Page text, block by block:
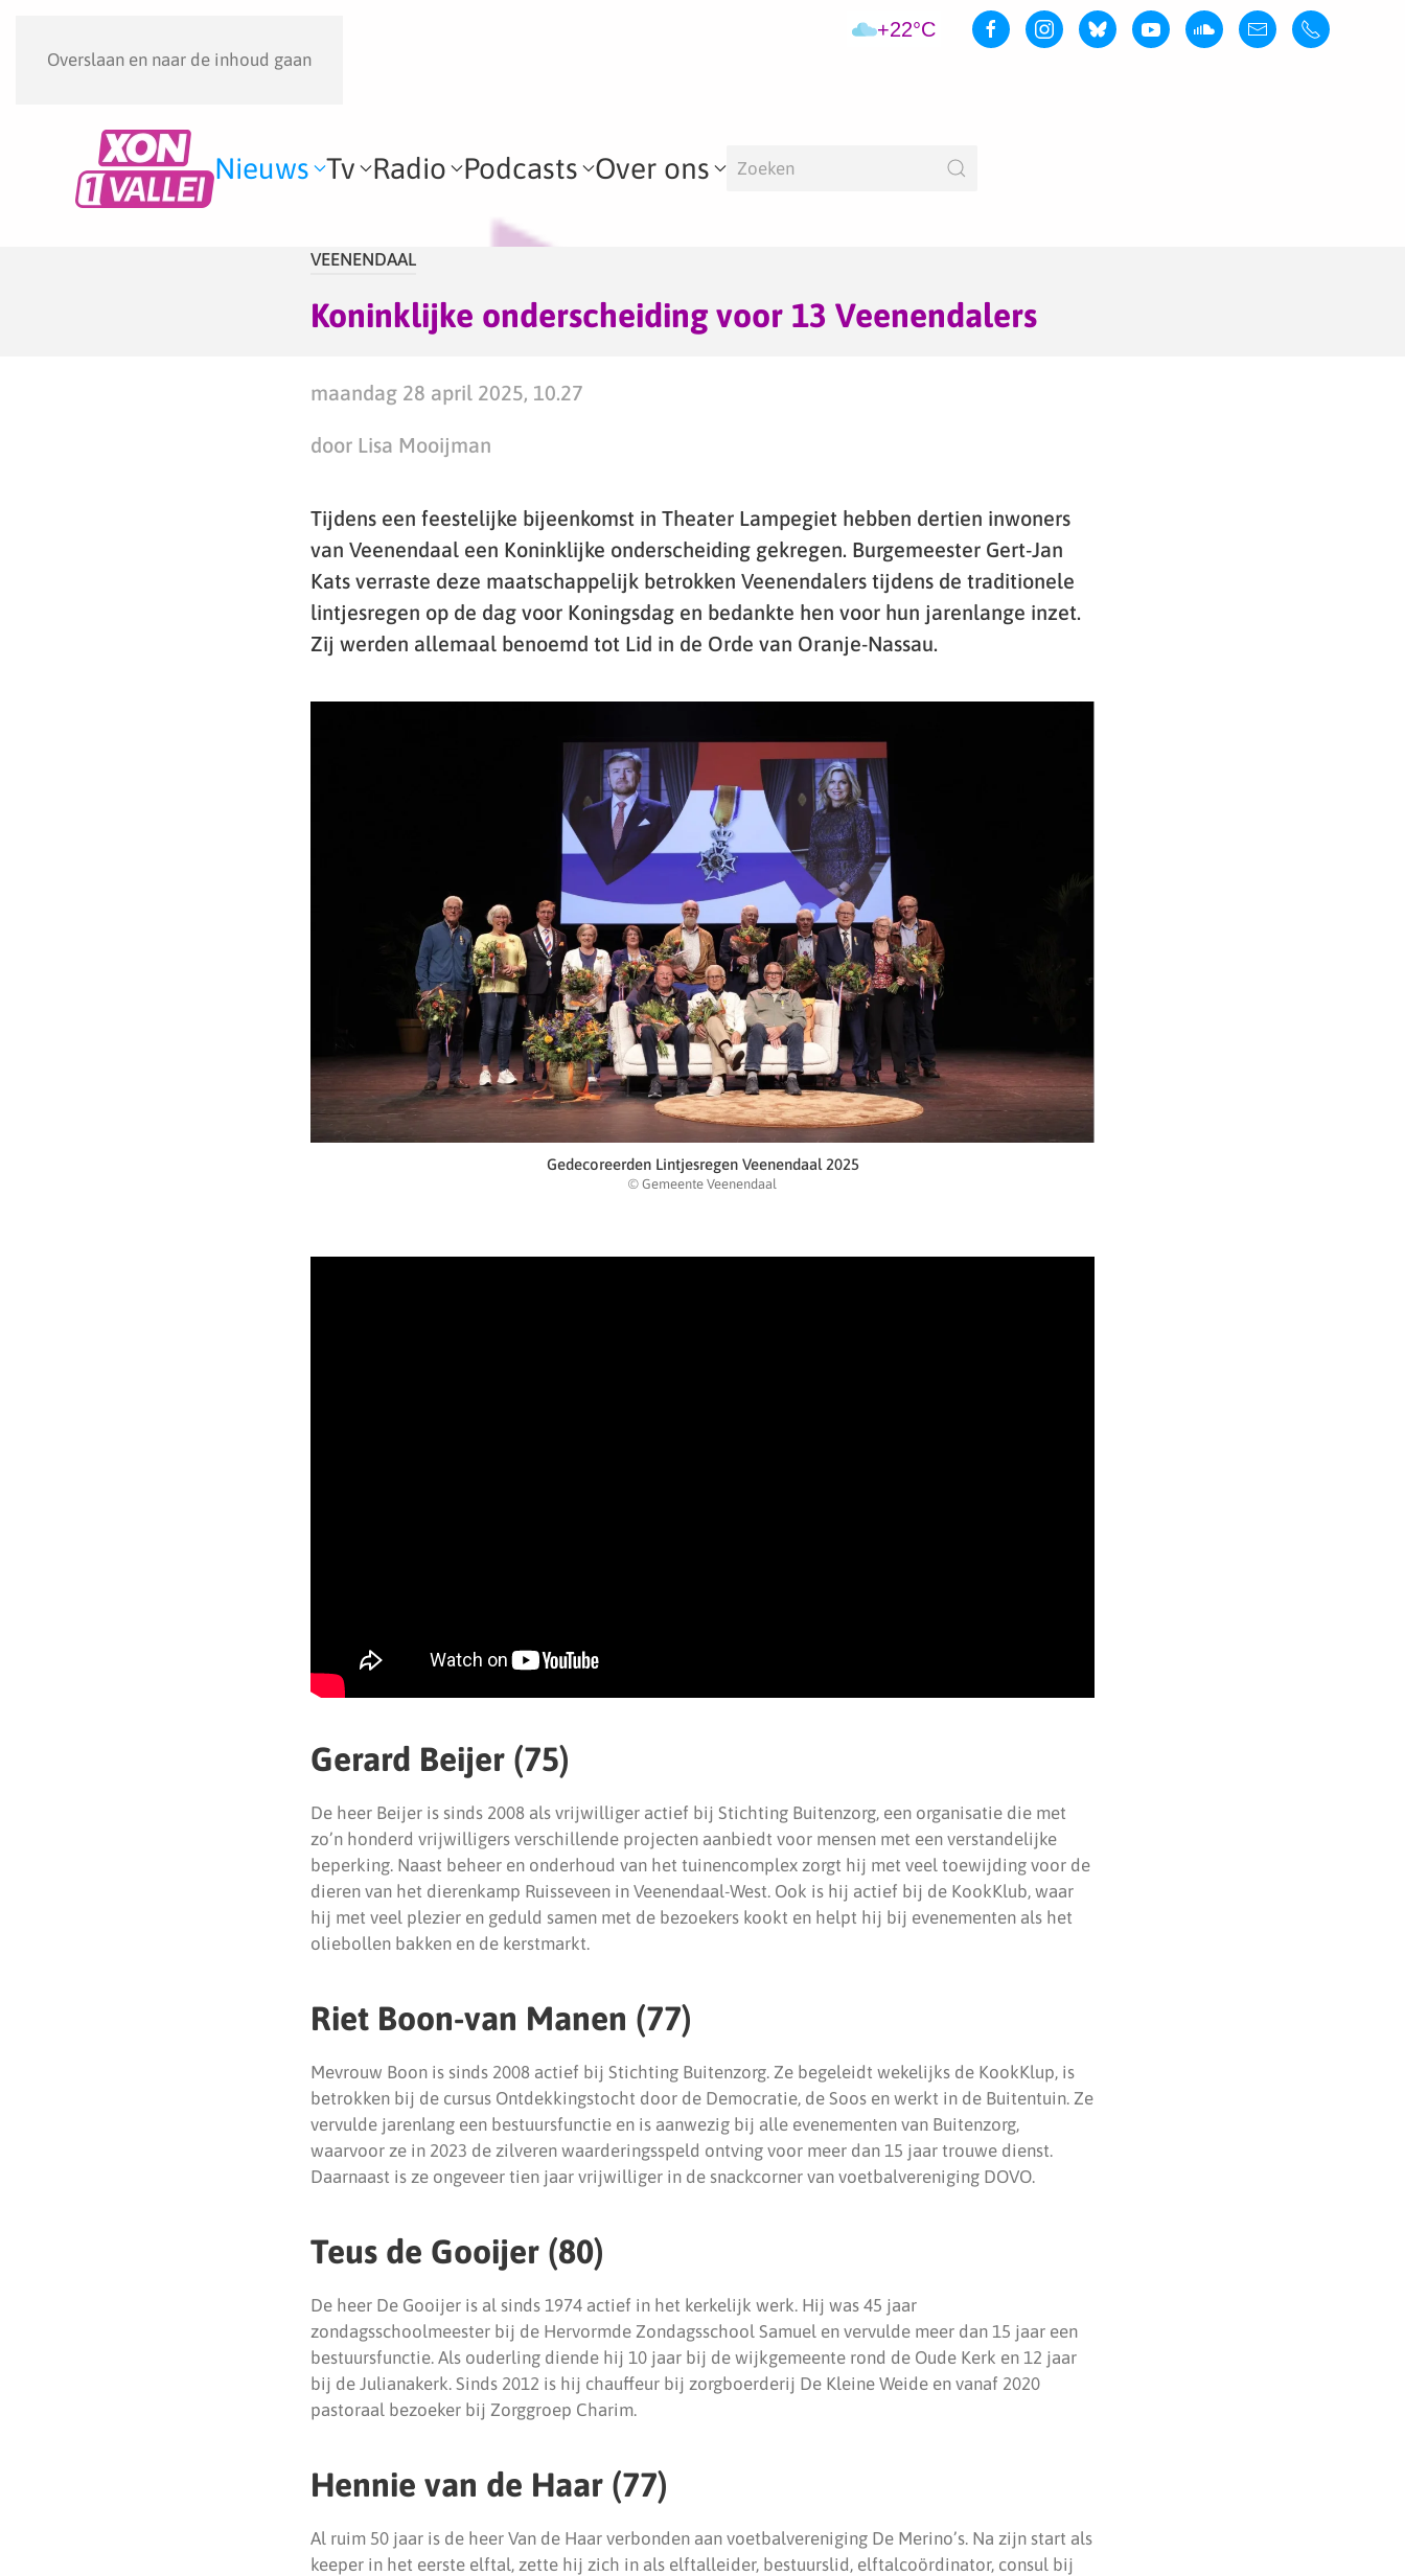
Overslaan en naar de inhoud gaan
+22°C
Nieuws Tv Radio Podcasts Over ons
VEENENDAAL
Koninklijke onderscheiding voor 13 Veenendalers
maandag 28 april 2025, 10.27
door Lisa Mooijman
Tijdens een feestelijke bijeenkomst in Theater Lampegiet hebben dertien inwoners
van Veenendaal een Koninklijke onderscheiding gekregen. Burgemeester Gert-Jan
Kats verraste deze maatschappelijk betrokken Veenendalers tijdens de traditionele
lintjesregen op de dag voor Koningsdag en bedankte hen voor hun jarenlange inzet.
Zij werden allemaal benoemd tot Lid in de Orde van Oranje-Nassau.
Gedecoreerden Lintjesregen Veenendaal 2025
© Gemeente Veenendaal
Gerard Beijer (75)
De heer Beijer is sinds 2008 als vrijwilliger actief bij Stichting Buitenzorg, een organisatie die met
zo’n honderd vrijwilligers verschillende projecten aanbiedt voor mensen met een verstandelijke
beperking. Naast beheer en onderhoud van het tuinencomplex zorgt hij met veel toewijding voor de
dieren van het dierenkamp Ruisseveen in Veenendaal-West. Ook is hij actief bij de KookKlub, waar
hij met veel plezier en geduld samen met de bezoekers kookt en helpt hij bij evenementen als het
oliebollen bakken en de kerstmarkt.
Riet Boon-van Manen (77)
Mevrouw Boon is sinds 2008 actief bij Stichting Buitenzorg. Ze begeleidt wekelijks de KookKlup, is
betrokken bij de cursus Ontdekkingstocht door de Democratie, de Soos en werkt in de Buitentuin. Ze
vervulde jarenlang een bestuursfunctie en is aanwezig bij alle evenementen van Buitenzorg,
waarvoor ze in 2023 de zilveren waarderingsspeld ontving voor meer dan 15 jaar trouwe dienst.
Daarnaast is ze ongeveer tien jaar vrijwilliger in de snackcorner van voetbalvereniging DOVO.
Teus de Gooijer (80)
De heer De Gooijer is al sinds 1974 actief in het kerkelijk werk. Hij was 45 jaar
zondagsschoolmeester bij de Hervormde Zondagsschool Samuel en vervulde meer dan 15 jaar een
bestuursfunctie. Als ouderling diende hij 10 jaar bij de wijkgemeente rond de Oude Kerk en 12 jaar
bij de Julianakerk. Sinds 2012 is hij chauffeur bij zorgboerderij De Kleine Weide en vanaf 2020
pastoraal bezoeker bij Zorggroep Charim.
Hennie van de Haar (77)
Al ruim 50 jaar is de heer Van de Haar verbonden aan voetbalvereniging De Merino’s. Na zijn start als
keeper in het eerste elftal, zette hij zich in als elftalleider, bestuurslid, elftalcoördinator, consul bij